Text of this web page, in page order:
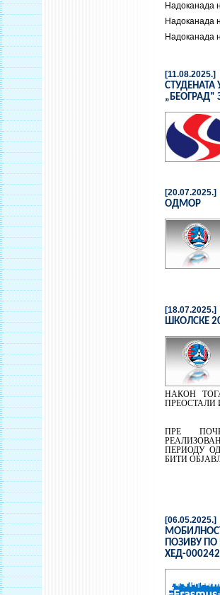
Надоканада
Надоканада
Надоканада
[11.08.2025.]
СТУДЕНАТА
„БЕОГРАД"
[20.07.2025.]
ОДМОР
[18.07.2025.]
ШКОЛСКЕ
НАКОН
ПРЕОСТАЛИ
ПРЕ
ПЕРИОДУ
БИТИ
[06.05.2025.]
ПОЗИВУ ПО
ХЕД-